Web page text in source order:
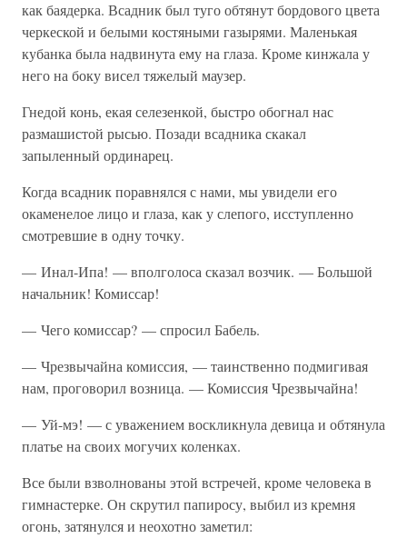
как баядерка. Всадник был туго обтянут бордового цвета
черкеской и белыми костяными газырями. Маленькая
кубанка была надвинута ему на глаза. Кроме кинжала у
него на боку висел тяжелый маузер.
Гнедой конь, екая селезенкой, быстро обогнал нас
размашистой рысью. Позади всадника скакал
запыленный ординарец.
Когда всадник поравнялся с нами, мы увидели его
окаменелое лицо и глаза, как у слепого, исступленно
смотревшие в одну точку.
— Инал-Ипа! — вполголоса сказал возчик. — Большой
начальник! Комиссар!
— Чего комиссар? — спросил Бабель.
— Чрезвычайна комиссия, — таинственно подмигивая
нам, проговорил возница. — Комиссия Чрезвычайна!
— Уй-мэ! — с уважением воскликнула девица и обтянула
платье на своих могучих коленках.
Все были взволнованы этой встречей, кроме человека в
гимнастерке. Он скрутил папиросу, выбил из кремня
огонь, затянулся и неохотно заметил: